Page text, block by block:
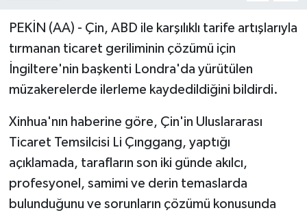
PEKİN (AA) - Çin, ABD ile karşılıklı tarife artışlarıyla
tırmanan ticaret geriliminin çözümü için
İngiltere'nin başkenti Londra'da yürütülen
müzakerelerde ilerleme kaydedildiğini bildirdi.
Xinhua'nın haberine göre, Çin'in Uluslararası
Ticaret Temsilcisi Li Çınggang, yaptığı
açıklamada, tarafların son iki günde akılcı,
profesyonel, samimi ve derin temaslarda
bulunduğunu ve sorunların çözümü konusunda